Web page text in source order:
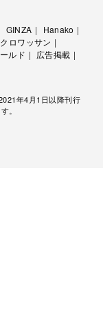
GINZA
Hanako
クロワッサン
ルド
広告掲載
年4月1日以降刊行
。